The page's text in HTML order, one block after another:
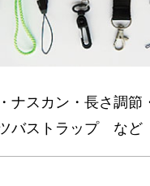
ナスカン・長さ調節
バストラップ など